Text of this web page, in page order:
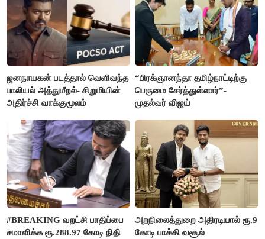
ஜனநாயகன் படத்தால் வெளிவந்த
பாலியல் அத்துமீறல்- சிறுமியின்
அதிர்ச்சி வாக்குமூலம்
“பிரக்ஞானந்தா தமிழ்நாட்டிற்கு
பெருமை சேர்த்துள்ளார்”-
முதல்வர் விஜய்
#BREAKING வறட்சி பாதிப்பை
சமாளிக்க ரூ.288.97 கோடி நிதி
அறநிலைத்துறை அதிரடியால் ரூ.9
கோடி பாக்கி வசூல்